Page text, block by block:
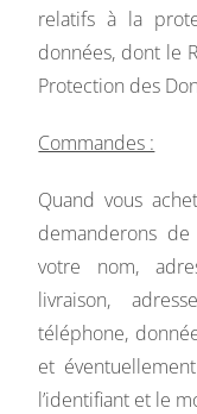
relatifs à la
données, dont le
Protection des
Commandes :
Quand vous
demanderons
votre nom,
livraison,
téléphone,
et
l’identifiant et le